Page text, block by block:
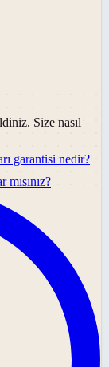
Size nasıl
garantisi nedir?